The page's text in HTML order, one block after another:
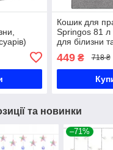
Кошик для
Springos 81 л
для білизни
449₴ 718 ₴
та новинки
–71%